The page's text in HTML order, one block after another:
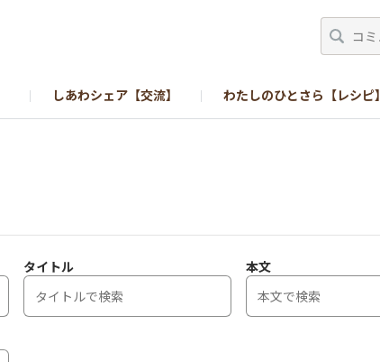
しあわシェア【交流】 わたしのひとさら【レシピ】
タイトル 本文